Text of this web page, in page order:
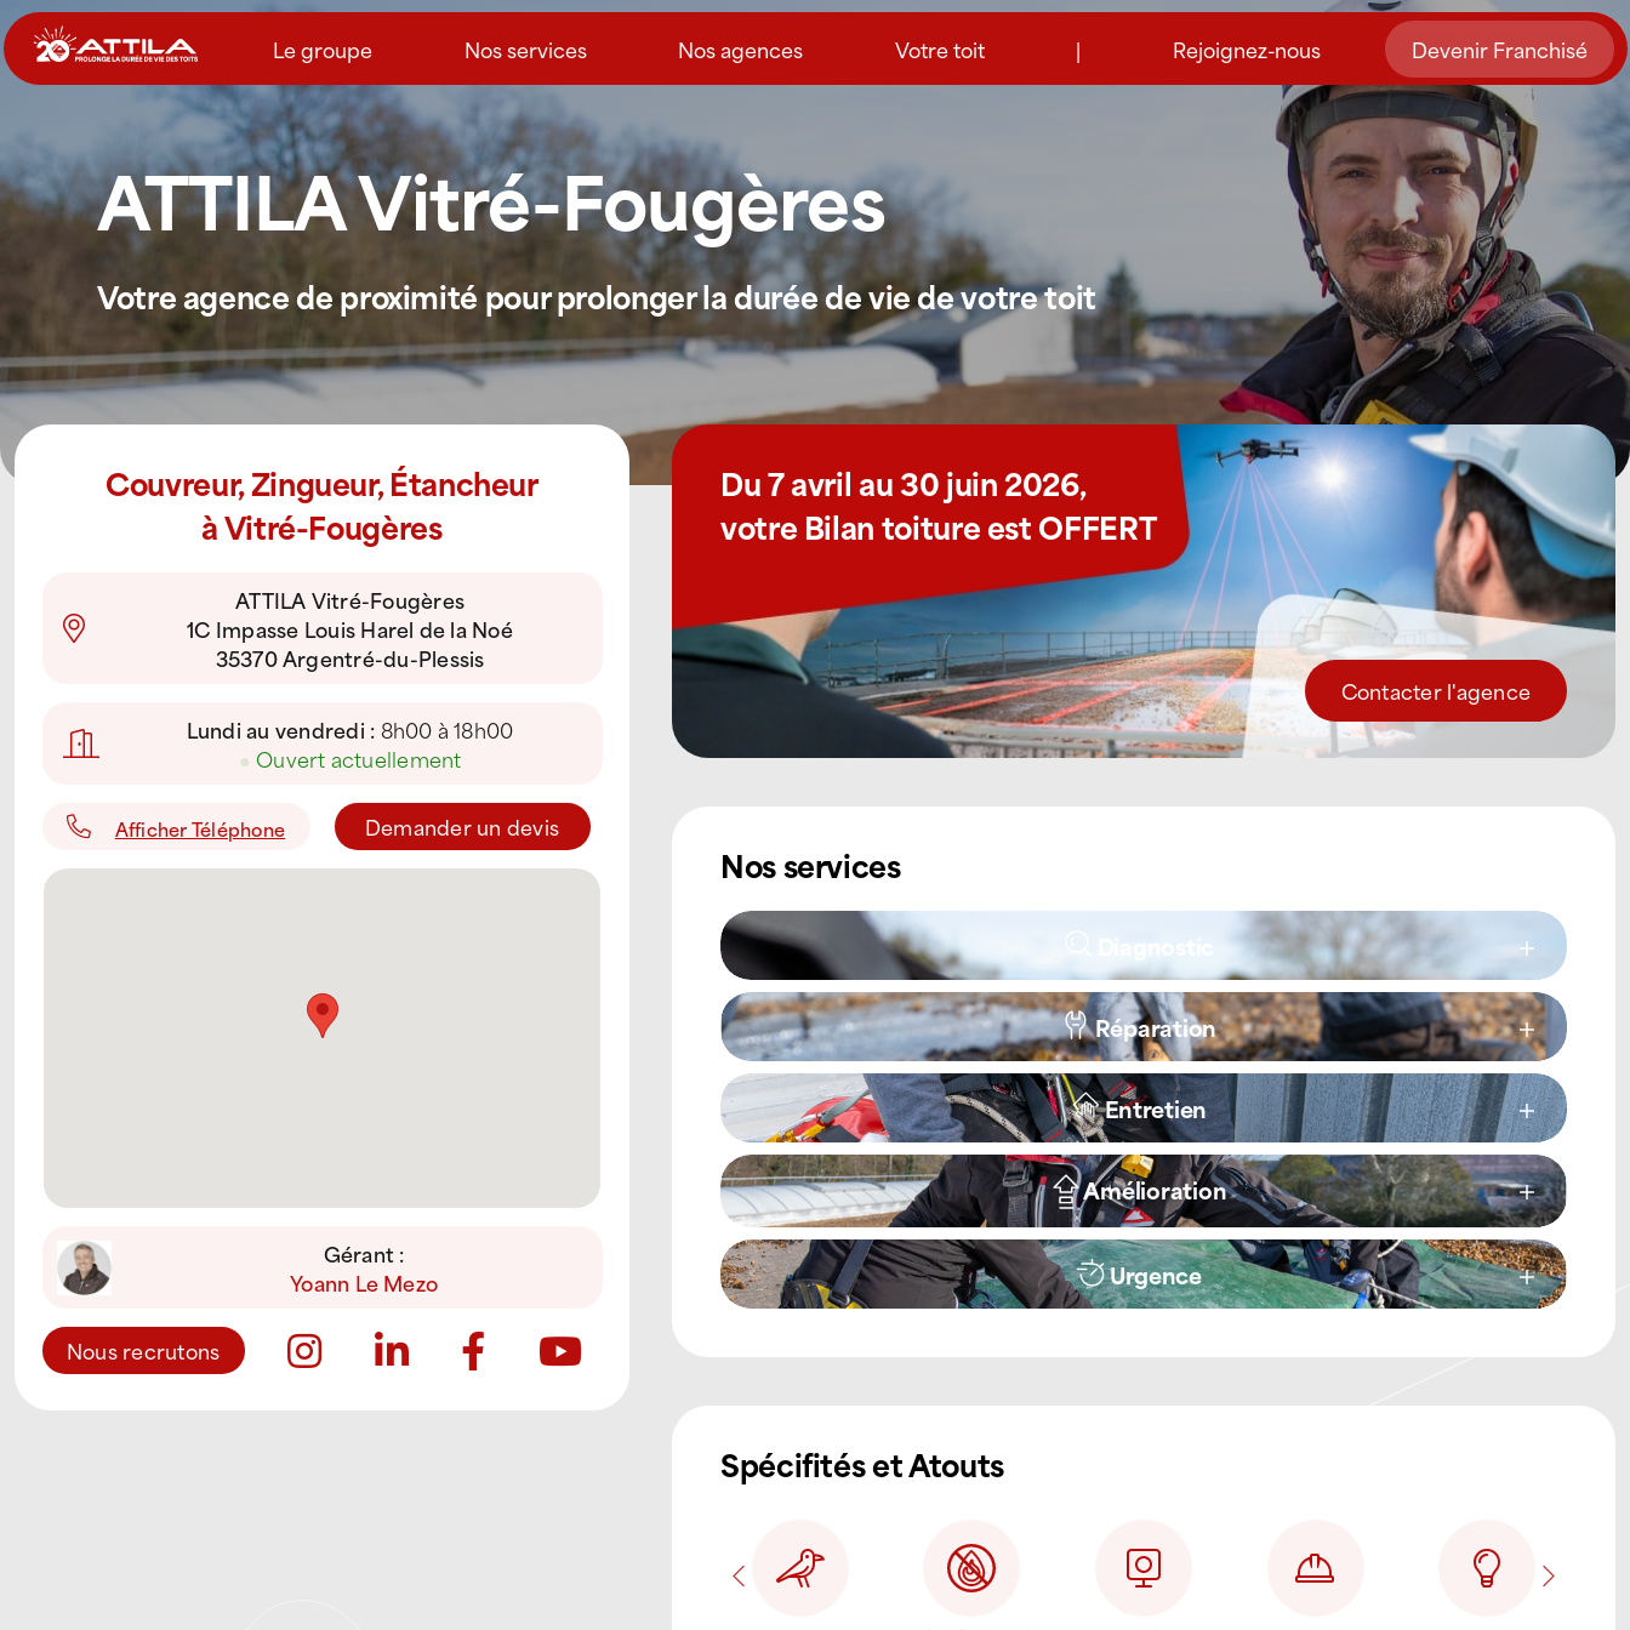
Passer
au
contenu
Le groupe Nos services Nos agences Votre toit | Rejoignez-nous Devenir Franchisé
ATTILA Vitré-Fougères
Votre agence de proximité pour prolonger la durée de vie de votre toit
Couvreur, Zingueur, Étancheur
à Vitré-Fougères
ATTILA Vitré-Fougères
1C Impasse Louis Harel de la Noé
35370 Argentré-du-Plessis
Lundi au vendredi : 8h00 à 18h00
● Ouvert actuellement
Afficher Téléphone Demander un devis
Gérant :
Yoann Le Mezo
Nous recrutons
Du 7 avril au 30 juin 2026,
votre Bilan toiture est OFFERT
Contacter l'agence
Nos services
Diagnostic
Réparation
Entretien
Amélioration
Urgence
Spécifités et Atouts